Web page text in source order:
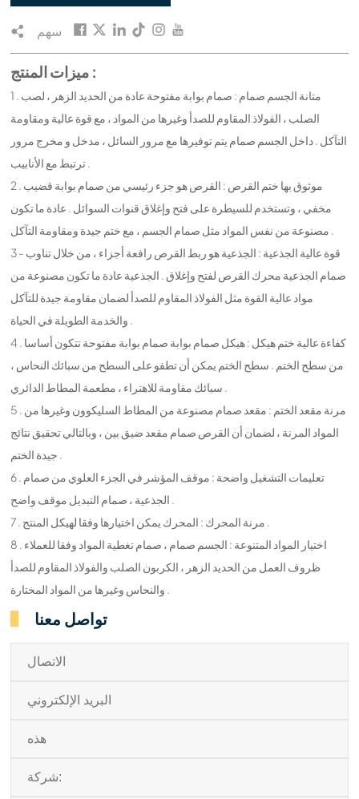
سهم
ميزات المنتج :
1 . متانة الجسم صمام : صمام بوابة مفتوحة عادة من الحديد الزهر ، لصب
الصلب ، الفولاذ المقاوم للصدأ وغيرها من المواد ، مع قوة عالية ومقاومة
التآكل . داخل الجسم صمام يتم توفيرها مع مرور السائل ، مدخل و مخرج مرور
ترتبط مع الأنابيب .
2 . موثوق بها ختم القرص : القرص هو جزء رئيسي من صمام بوابة قضيب
مخفي ، وتستخدم للسيطرة على فتح وإغلاق قنوات السوائل . عادة ما تكون
مصنوعة من نفس المواد مثل صمام الجسم ، مع ختم جيدة ومقاومة التآكل .
3 - قوة عالية الجذعية : الجذعية هو ربط القرص رافعة أجزاء ، من خلال تناوب
صمام الجذعية محرك القرص لفتح وإغلاق . الجذعية عادة ما تكون مصنوعة من
مواد عالية القوة مثل الفولاذ المقاوم للصدأ لضمان مقاومة جيدة للتآكل
والخدمة الطويلة في الحياة .
4 . كفاءة عالية ختم هيكل : هيكل صمام بوابة صمام بوابة مفتوحة تتكون أساسا
من سطح الختم . سطح الختم يمكن أن تطفو على السطح من سبائك النحاس ،
سبائك مقاومة للاهتراء ، مطعمة المطاط الدائري .
5 . مرنة مقعد الختم : مقعد صمام مصنوعة من المطاط السليكوون وغيرها من
المواد المرنة ، لضمان أن القرص صمام مقعد ضيق بين ، وبالتالي تحقيق نتائج
جيدة الختم .
6 . تعليمات التشغيل واضحة : موقف المؤشر في الجزء العلوي من صمام
الجذعية ، صمام التبديل موقف واضح .
7 . مرنة المحرك : المحرك يمكن اختيارها وفقا لهيكل المنتج .
8 . اختيار المواد المتنوعة : الجسم صمام ، صمام تغطية المواد وفقا للعملاء
ظروف العمل من الحديد الزهر ، الكربون الصلب والفولاذ المقاوم للصدأ
والنحاس وغيرها من المواد المختارة .
تواصل معنا